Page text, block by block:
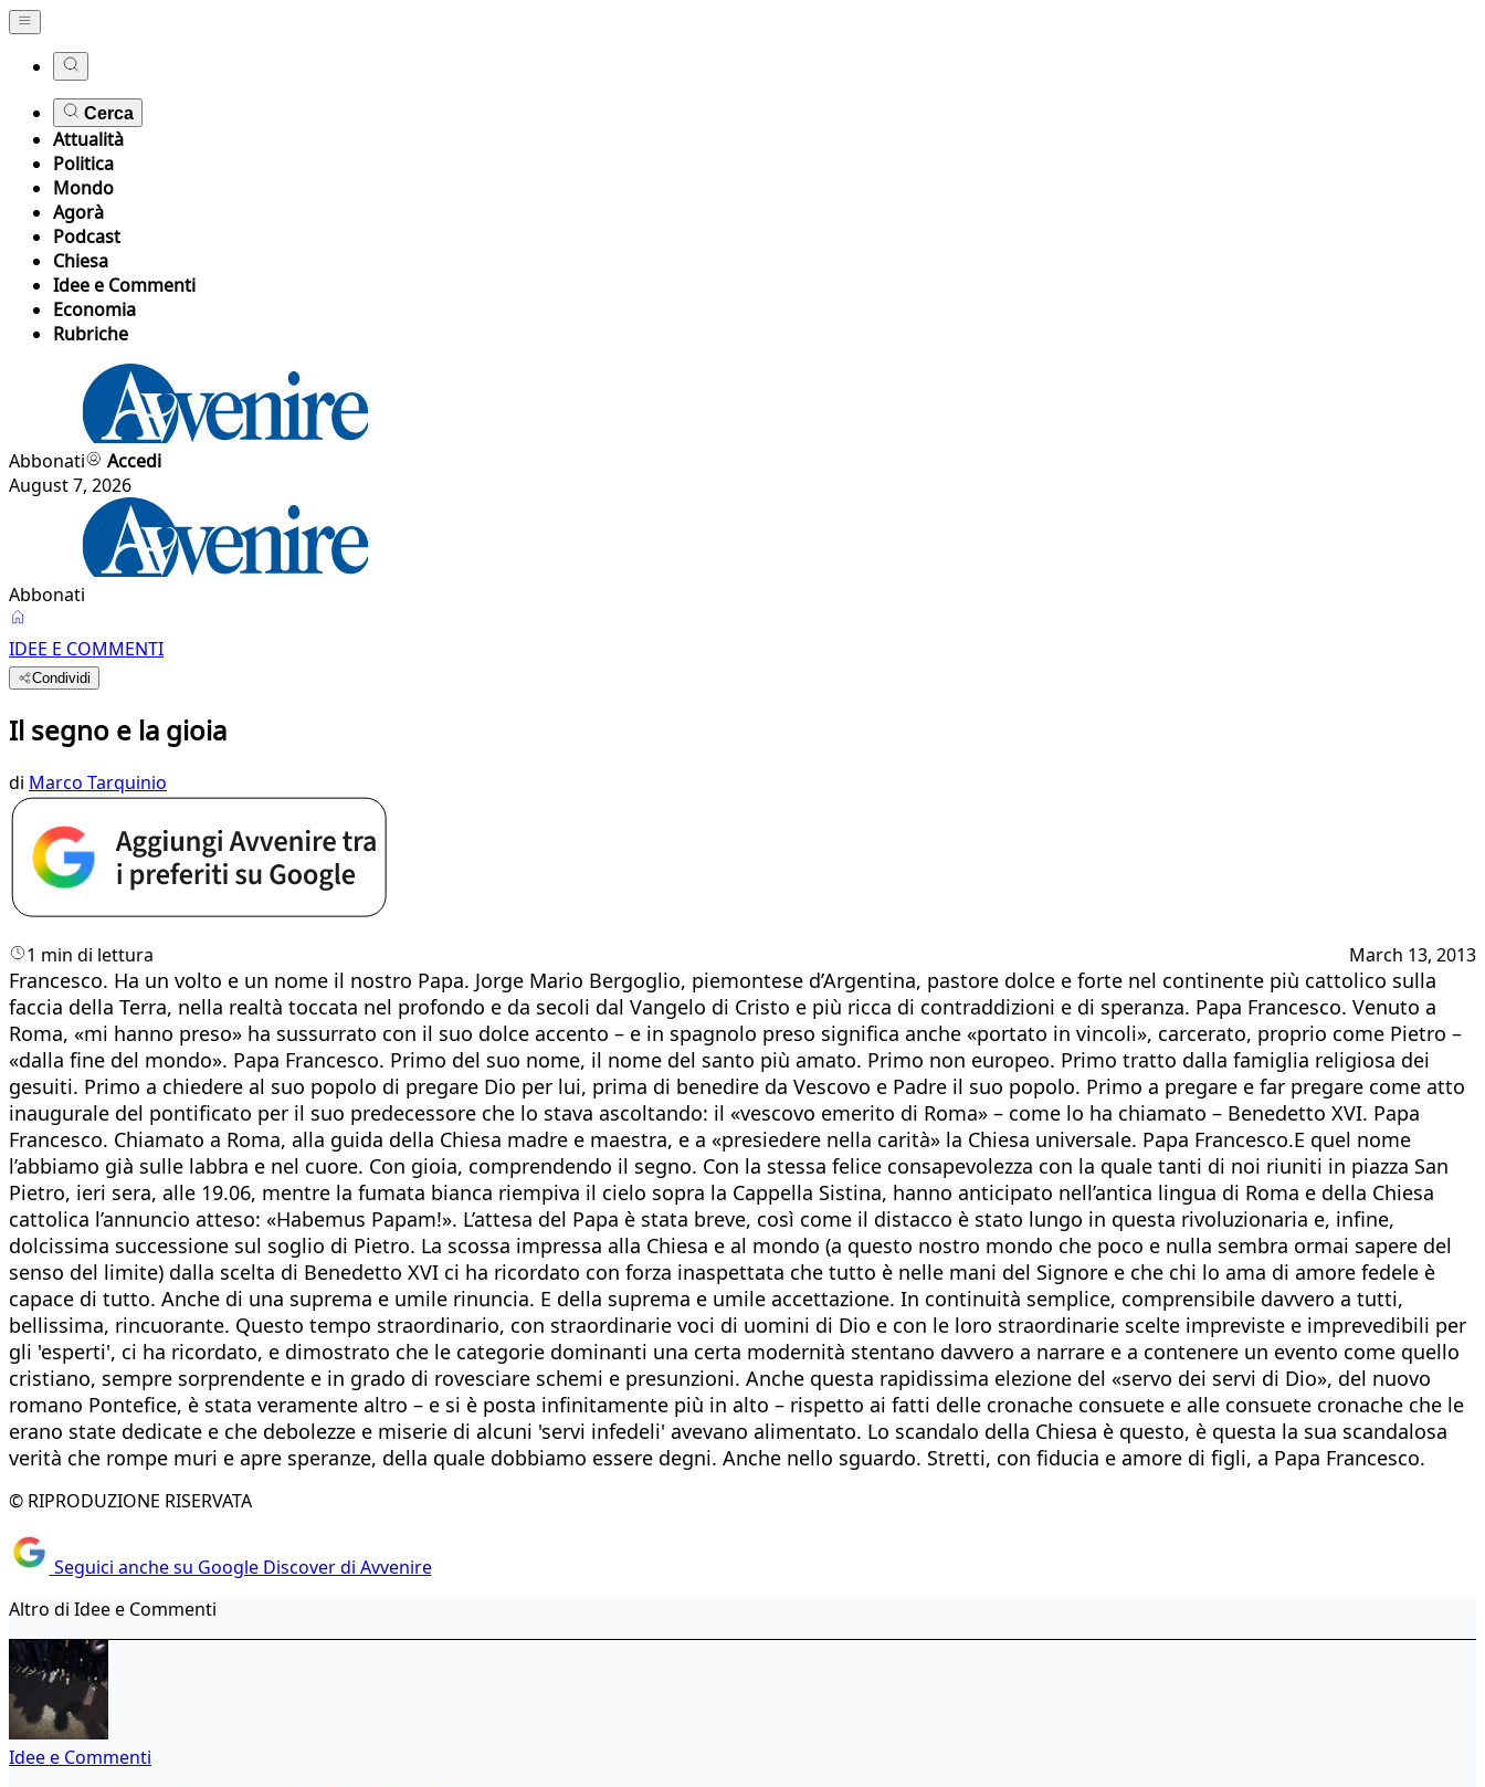
Cerca
Attualità
Politica
Mondo
Agorà
Podcast
Chiesa
Idee e Commenti
Economia
Rubriche
Abbonati
Accedi
August 7, 2026
Abbonati
IDEE E COMMENTI
Condividi
Il segno e la gioia
di Marco Tarquinio
1 min di lettura March 13, 2013
Francesco. Ha un volto e un nome il nostro Papa. Jorge Mario Bergoglio, piemontese d’Argentina, pastore dolce e for­te nel continente più cattolico sulla
faccia della Terra, nella realtà toccata nel profondo e da secoli dal Vangelo di Cristo e più ricca di contraddizioni e di spe­ranza. Papa Francesco. Venuto a
Roma, «mi hanno preso» ha sus­surrato con il suo dolce accento – e in spagnolo preso significa an­che «portato in vincoli», carcera­to, proprio come Pietro –
«dalla fine del mondo». Papa France­sco. Primo del suo nome, il no­me del santo più amato. Primo non europeo. Primo tratto dalla famiglia religiosa dei
gesuiti. Primo a chiedere al suo popolo di pregare Dio per lui, prima di benedire da Vescovo e Padre il suo popolo. Primo a pregare e far pregare come atto
inaugurale del pontificato per il suo predeces­sore che lo stava ascoltando: il «vescovo emerito di Roma» – co­me lo ha chiamato – Benedetto XVI. Papa
Francesco. Chiamato a Ro­ma, alla guida della Chiesa ma­dre e maestra, e a «presiedere nella carità» la Chiesa universa­le. Papa Francesco.E quel nome
l’abbiamo già sulle labbra e nel cuore. Con gioia, comprendendo il segno. Con la stessa felice consapevolezza con la quale tanti di noi riuniti in piazza San
Pietro, ieri sera, alle 19.06, mentre la fumata bianca riempiva il cielo sopra la Cappella Sistina, hanno anticipato nell’antica lingua di Roma e della Chiesa
cattolica l’annuncio atteso: «Habemus Papam!». L’attesa del Papa è stata breve, così come il distacco è stato lungo in questa rivoluzionaria e, infine,
dolcissima successione sul soglio di Pietro. La scossa impressa alla Chiesa e al mondo (a questo nostro mondo che poco e nulla sembra ormai sapere del
senso del limite) dalla scelta di Benedetto XVI ci ha ricordato con forza inaspettata che tutto è nelle mani del Signore e che chi lo ama di amore fedele è
capace di tutto. Anche di una suprema e umile rinuncia. E della suprema e umile accettazione. In continuità semplice, comprensibile davvero a tutti,
bellissima, rincuorante. Questo tempo straordinario, con straordinarie voci di uomini di Dio e con le loro straordinarie scelte impreviste e imprevedibili per
gli 'esperti', ci ha ricordato, e dimostrato che le categorie dominanti una certa modernità stentano davvero a narrare e a contenere un evento come quello
cristiano, sempre sorprendente e in grado di rovesciare schemi e presunzioni. Anche questa rapidissima elezione del «servo dei servi di Dio», del nuovo
romano Pontefice, è stata veramente altro – e si è posta infinitamente più in alto – rispetto ai fatti delle cronache consuete e alle consuete cronache che le
erano state dedicate e che debolezze e miserie di alcuni 'servi infedeli' avevano alimentato. Lo scandalo della Chiesa è questo, è questa la sua scandalosa
verità che rompe muri e apre speranze, della quale dobbiamo essere degni. Anche nello sguardo. Stretti, con fiducia e amore di figli, a Papa Francesco. ​
© RIPRODUZIONE RISERVATA
Seguici anche su Google Discover di Avvenire
Altro di Idee e Commenti
Idee e Commenti